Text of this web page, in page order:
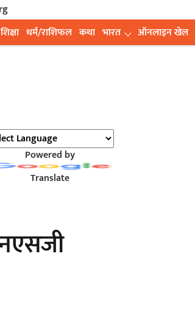
शिक्षा धर्म/राशिफल कथा भारत ऑनलाइन खेल
Powered by
Translate